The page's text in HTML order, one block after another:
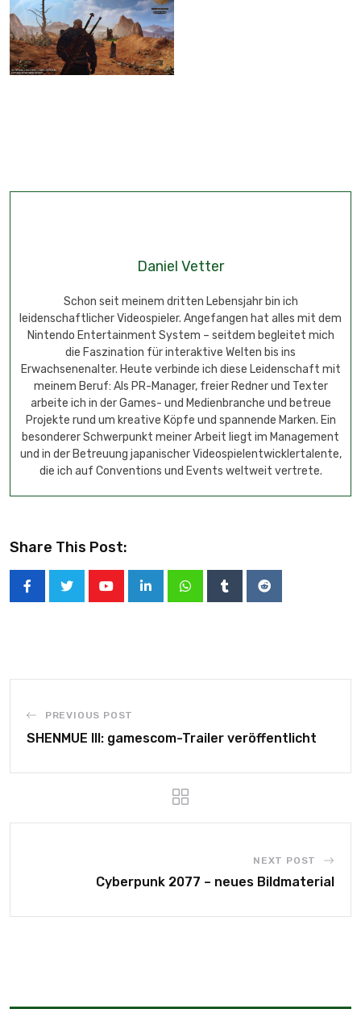
Daniel Vetter
Schon seit meinem dritten Lebensjahr bin ich
leidenschaftlicher Videospieler. Angefangen hat alles mit dem
Nintendo Entertainment System – seitdem begleitet mich
die Faszination für interaktive Welten bis ins
Erwachsenenalter. Heute verbinde ich diese Leidenschaft mit
meinem Beruf: Als PR-Manager, freier Redner und Texter
arbeite ich in der Games- und Medienbranche und betreue
Projekte rund um kreative Köpfe und spannende Marken. Ein
besonderer Schwerpunkt meiner Arbeit liegt im Management
und in der Betreuung japanischer Videospielentwicklertalente,
die ich auf Conventions und Events weltweit vertrete.
Share This Post:
PREVIOUS POST
SHENMUE III: gamescom-Trailer veröffentlicht
NEXT POST
Cyberpunk 2077 – neues Bildmaterial